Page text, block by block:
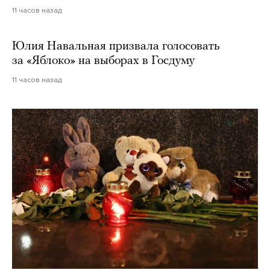
11 часов назад
Юлия Навальная призвала голосовать
за «Яблоко» на выборах в Госдуму
11 часов назад